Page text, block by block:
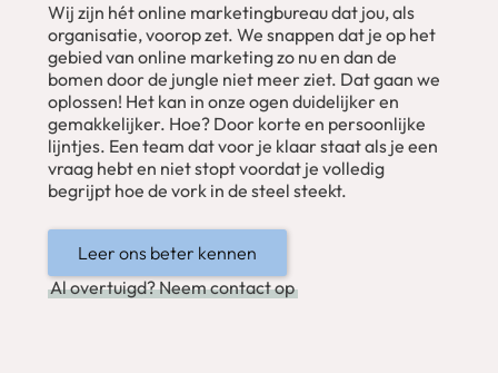
Wij zijn hét online marketingbureau dat jou, als
organisatie, voorop zet. We snappen dat je op het
gebied van online marketing zo nu en dan de
bomen door de jungle niet meer ziet. Dat gaan we
oplossen! Het kan in onze ogen duidelijker en
gemakkelijker. Hoe? Door korte en persoonlijke
lijntjes. Een team dat voor je klaar staat als je een
vraag hebt en niet stopt voordat je volledig
begrijpt hoe de vork in de steel steekt.
Leer ons beter kennen
Al overtuigd? Neem contact op